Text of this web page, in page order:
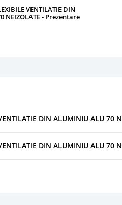
VENTILATIE DIN
NEIZOLATE - Prezentare
DIN ALUMINIU ALU 70
DIN ALUMINIU ALU 70